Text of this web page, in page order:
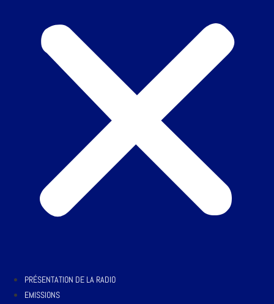
PRÉSENTATION DE LA RADIO
EMISSIONS